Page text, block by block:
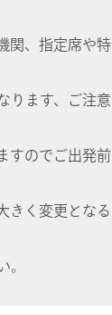
関、指定席や特
ります、ご注意
すのでご出発前
きく変更となる